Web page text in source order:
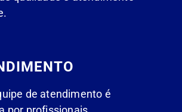
de atendimento é